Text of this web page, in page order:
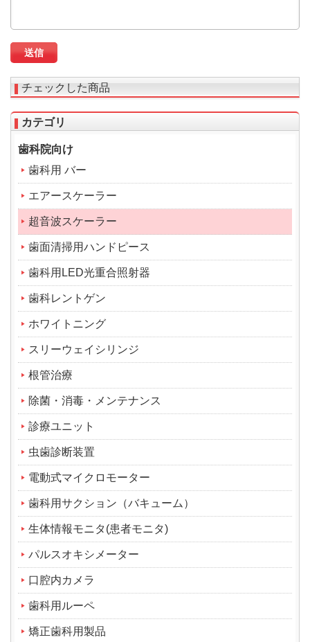
チェックした商品
カテゴリ
歯科院向け
歯科用 バー
エアースケーラー
超音波スケーラー
歯面清掃用ハンドピース
歯科用LED光重合照射器
歯科レントゲン
ホワイトニング
スリーウェイシリンジ
根管治療
除菌・消毒・メンテナンス
診療ユニット
虫歯診断装置
電動式マイクロモーター
歯科用サクション（バキューム）
生体情報モニタ(患者モニタ)
パルスオキシメーター
口腔内カメラ
歯科用ルーペ
矯正歯科用製品